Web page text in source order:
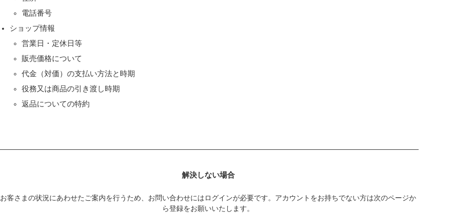
電話番号
ショップ情報
営業日・定休日等
販売価格について
代金（対価）の支払い方法と時期
役務又は商品の引き渡し時期
返品についての特約
解決しない場合
お客さまの状況にあわせたご案内を行うため、お問い合わせにはログインが必要です。アカウントをお持ちでない方は次のページか
ら登録をお願いいたします。